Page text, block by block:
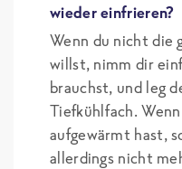
wieder einfrieren?
Wenn du nicht die
willst, nimm dir
brauchst, und leg
Tiefkühlfach.
aufgewärmt hast,
allerdings nicht